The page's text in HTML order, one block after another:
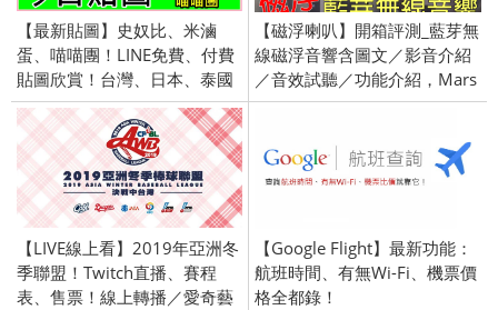
【最新貼圖】史奴比、米滷
蛋、喵喵團！LINE免費、付費
貼圖欣賞！台灣、日本、泰國
限定／openVPN跨區／
2016/5/19
【磁浮喇叭】開箱評測_藍芽無
線磁浮音響含圖文／影音介紹
／音效試聽／功能介紹，Mars
by Crazybaby!
【LIVE線上看】2019年亞洲冬
季聯盟！Twitch直播、賽程
表、售票！線上轉播／愛奇藝
【Google Flight】最新功能：
航班時間、有無Wi-Fi、機票價
格全都錄！